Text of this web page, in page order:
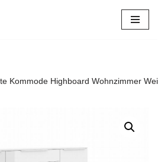
Kommode Highboard Wohnzimmer